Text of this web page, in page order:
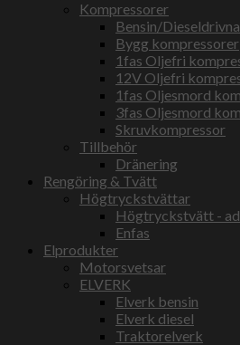
Kompressorer
Bensin/Dieseldrivna
Bygg kompressorer
1fas Oljefri
12V Oljefri
1fas Oljesmord
3fas Oljesmord
Skruvkompressor
Tillbehör
Dränering
Rengöring & Tvätt
Högtryckstvättar
Högtryckstvätt -
Enfas
Elprodukter
Motorsvetsar
ELVERK
Elverk bensin
Elverk diesel
Traktorelverk